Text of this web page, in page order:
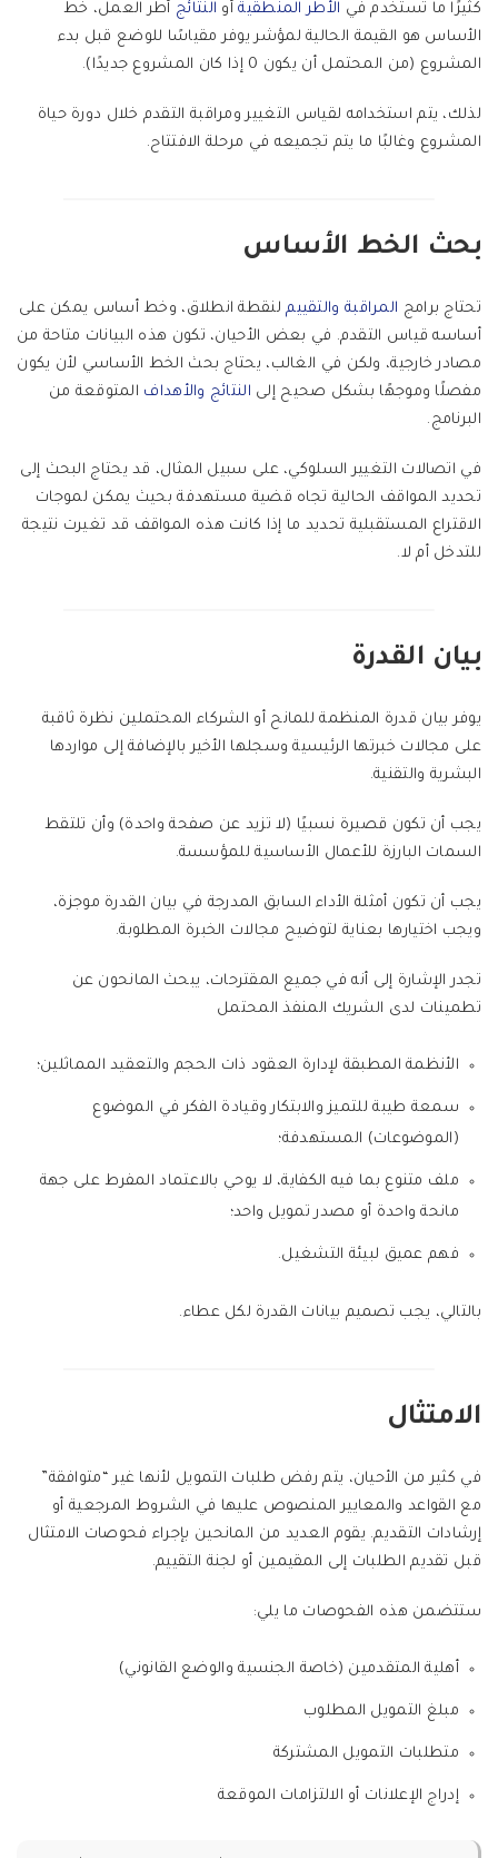
كثيرًا ما تستخدم في الأطر المنطقيةأو النتائج أطر العمل، خط
الأساس هو القيمة الحالية لمؤشر يوفر مقياسًا للوضع قبل بدء
المشروع (من المحتمل أن يكون 0 إذا كان المشروع جديدًا).
لذلك، يتم استخدامه لقياس التغيير ومراقبة التقدم خلال دورة حياة
المشروع وغالبًا ما يتم تجميعه في مرحلة الافتتاح.
بحث الخط الأساس
تحتاج برامج المراقبة والتقييم لنقطة انطلاق، وخط أساس يمكن على
أساسه قياس التقدم. في بعض الأحيان، تكون هذه البيانات متاحة من
مصادر خارجية، ولكن في الغالب، يحتاج بحث الخط الأساسي لأن يكون
مفصلًا وموجهًا بشكل صحيح إلى النتائج والأهداف المتوقعة من
البرنامج.
في اتصالات التغيير السلوكي، على سبيل المثال، قد يحتاج البحث إلى
تحديد المواقف الحالية تجاه قضية مستهدفة بحيث يمكن لموجات
الاقتراع المستقبلية تحديد ما إذا كانت هذه المواقف قد تغيرت نتيجة
للتدخل أم لا.
بيان القدرة
يوفر بيان قدرة المنظمة للمانح أو الشركاء المحتملين نظرة ثاقبة
على مجالات خبرتها الرئيسية وسجلها الأخير بالإضافة إلى مواردها
البشرية والتقنية.
يجب أن تكون قصيرة نسبيًا (لا تزيد عن صفحة واحدة) وأن تلتقط
السمات البارزة للأعمال الأساسية للمؤسسة.
يجب أن تكون أمثلة الأداء السابق المدرجة في بيان القدرة موجزة،
ويجب اختيارها بعناية لتوضيح مجالات الخبرة المطلوبة.
تجدر الإشارة إلى أنه في جميع المقترحات، يبحث المانحون عن
تطمينات لدى الشريك المنفذ المحتمل
الأنظمة المطبقة لإدارة العقود ذات الحجم والتعقيد المماثلين؛
سمعة طيبة للتميز والابتكار وقيادة الفكر في الموضوع
(الموضوعات) المستهدفة؛
ملف متنوع بما فيه الكفاية، لا يوحي بالاعتماد المفرط على جهة
مانحة واحدة أو مصدر تمويل واحد؛
فهم عميق لبيئة التشغيل.
بالتالي، يجب تصميم بيانات القدرة لكل عطاء.
الامتثال
في كثير من الأحيان، يتم رفض طلبات التمويل لأنها غير “متوافقة”
مع القواعد والمعايير المنصوص عليها في الشروط المرجعية أو
إرشادات التقديم. يقوم العديد من المانحين بإجراء فحوصات الامتثال
قبل تقديم الطلبات إلى المقيمين أو لجنة التقييم.
ستتضمن هذه الفحوصات ما يلي:
أهلية المتقدمين (خاصة الجنسية والوضع القانوني)
مبلغ التمويل المطلوب
متطلبات التمويل المشتركة
إدراج الإعلانات أو الالتزامات الموقعة